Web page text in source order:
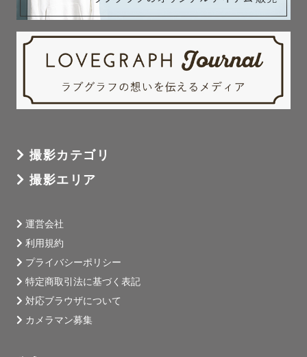
日になることを僕が保証します。
撮影カテゴリ
撮影エリア
運営会社
利用規約
プライバシーポリシー
特定商取引法に基づく表記
対応ブラウザについて
カメラマン募集